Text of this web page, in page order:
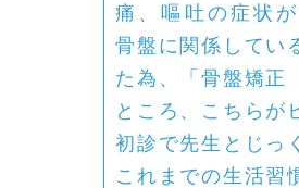
痛、嘔吐の症状
骨盤に関係してい
た為、「骨盤矯
ところ、こちらが
初診で先生とじっ
これまでの生活習